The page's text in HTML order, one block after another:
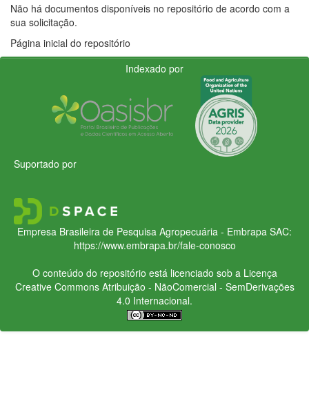
Não há documentos disponíveis no repositório de acordo com a
sua solicitação.
Página inicial do repositório
Indexado por
Suportado por
Empresa Brasileira de Pesquisa Agropecuária - Embrapa SAC:
https://www.embrapa.br/fale-conosco
O conteúdo do repositório está licenciado sob a Licença
Creative CommonsAtribuição - NãoComercial - SemDerivações
4.0 Internacional.